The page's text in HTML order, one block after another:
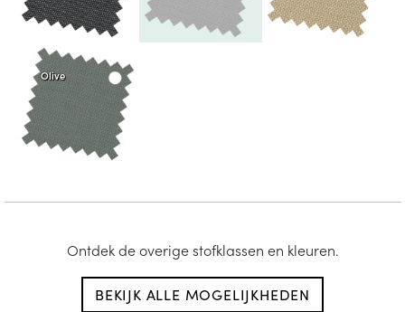
Olive
Ontdek de overige stofklassen en kleuren.
BEKIJK ALLE MOGELIJKHEDEN